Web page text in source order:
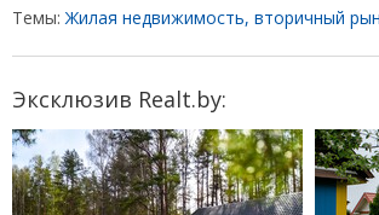
Темы:Жилая недвижимость, вторичный
Эксклюзив Realt.by: